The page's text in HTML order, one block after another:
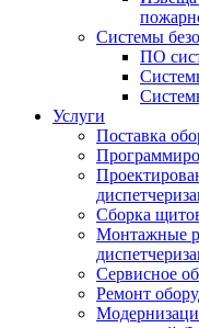
Системы
ПО
Услуги
Поставка
Сборка
Монтажные
Сервисное
Ремонт